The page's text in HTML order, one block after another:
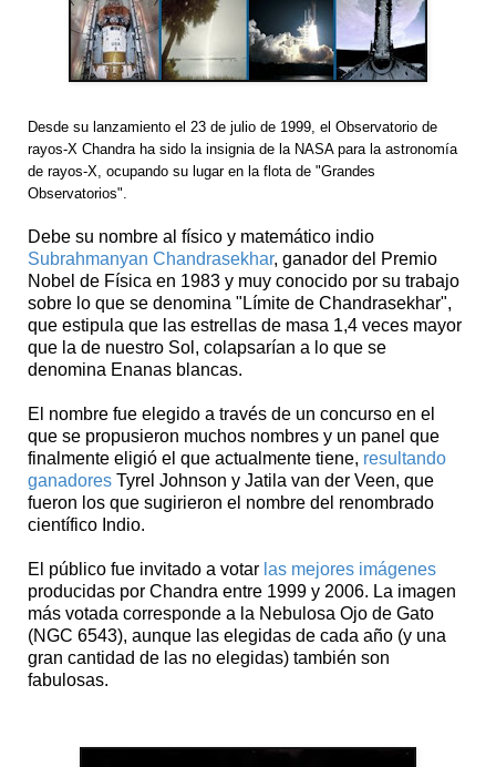
Desde su lanzamiento el 23 de julio de 1999, el Observatorio de
rayos-X Chandra ha sido la insignia de la NASA para la astronomía
de rayos-X, ocupando su lugar en la flota de "Grandes
Observatorios".
Debe su nombre al físico y matemático indio
Subrahmanyan Chandrasekhar, ganador del Premio
Nobel de Física en 1983 y muy conocido por su trabajo
sobre lo que se denomina "Límite de Chandrasekhar",
que estipula que las estrellas de masa 1,4 veces mayor
que la de nuestro Sol, colapsarían a lo que se
denomina Enanas blancas.
El nombre fue elegido a través de un concurso en el
que se propusieron muchos nombres y un panel que
finalmente eligió el que actualmente tiene, resultando
ganadores Tyrel Johnson y Jatila van der Veen, que
fueron los que sugirieron el nombre del renombrado
científico Indio.
El público fue invitado a votar las mejores imágenes
producidas por Chandra entre 1999 y 2006. La imagen
más votada corresponde a la Nebulosa Ojo de Gato
(NGC 6543), aunque las elegidas de cada año (y una
gran cantidad de las no elegidas) también son
fabulosas.